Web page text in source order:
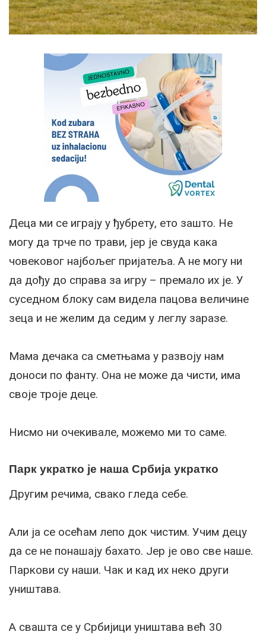
Деца ми се играју у ђубрету, ето зашто. Не
могу да трче по трави, јер је свуда кака
човековог најбољег пријатеља. А не могу ни
да дођу до справа за игру – премало их је. У
суседном блоку сам видела пацова величине
зеца и не желим да седим у леглу заразе.
Мама дечака са сметњама у развоју нам
доноси по фанту. Она не може да чисти, има
своје троје деце.
Нисмо ни очекивале, можемо ми то саме.
Парк укратко је наша Србија укратко
Другим речима, свако гледа себе.
Али ја се осећам лепо док чистим. Учим децу
да се не понашају бахато. Јер је ово све наше.
Паркови су наши. Чак и кад их неко други
уништава.
А свашта се у Србијици уништава већ 30